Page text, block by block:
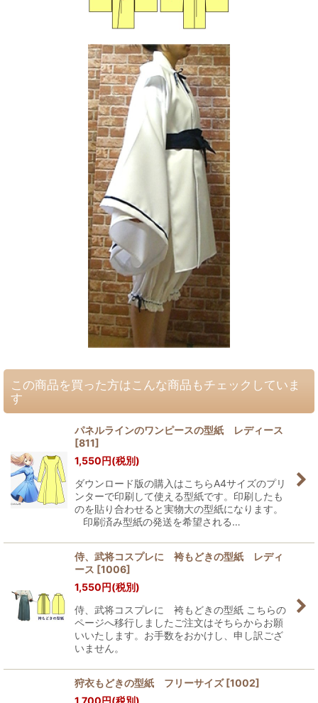
この商品を買った方はこんな商品もチェックしていま
す
パネルラインのワンピースの型紙 レディース
[811]
1,550円(税別)
ダウンロード版の購入はこちらA4サイズのプリ
ンターで印刷して使える型紙です。印刷したも
のを貼り合わせると実物大の型紙になります。
印刷済み型紙の発送を希望される…
侍、武将コスプレに 袴もどきの型紙 レディ
ース [1006]
1,550円(税別)
侍、武将コスプレに 袴もどきの型紙 こちらの
ページへ移行しましたご注文はそちらからお願
いいたします。お手数をおかけし、申し訳ござ
いません。
狩衣もどきの型紙 フリーサイズ [1002]
1,700円(税別)